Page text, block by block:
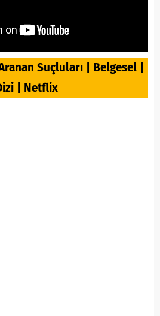
Suçluları | Belgesel |
| Netflix